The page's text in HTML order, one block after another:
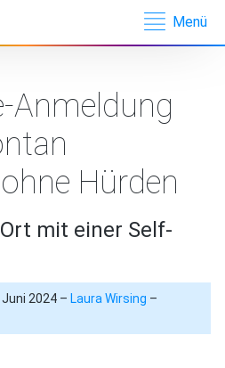
Menü
Anmeldung
Hürden
mit einer Self-
2024 – Laura Wirsing –